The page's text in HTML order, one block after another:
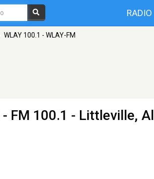
RADIO
WLAY 100.1 - WLAY-FM
- FM 100.1 - Littleville, Al